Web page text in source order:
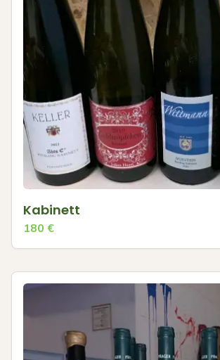
Kabinett
180 €